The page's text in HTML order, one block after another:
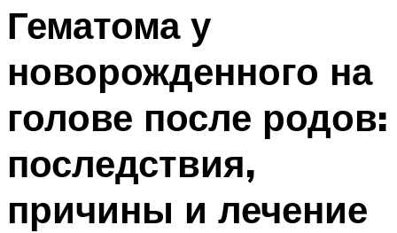
Гематома у
новорожденного на
голове после родов:
последствия,
причины и лечение